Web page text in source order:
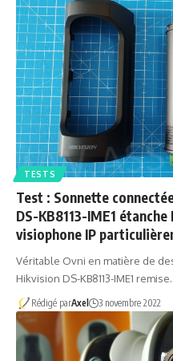
TESTS
Test : Sonnette
DS-KB8113-IME1
visiophone IP
Véritable Ovni en matière de
Hikvision DS-KB8113-IME1
Rédigé parAxel 3 novembre 2022